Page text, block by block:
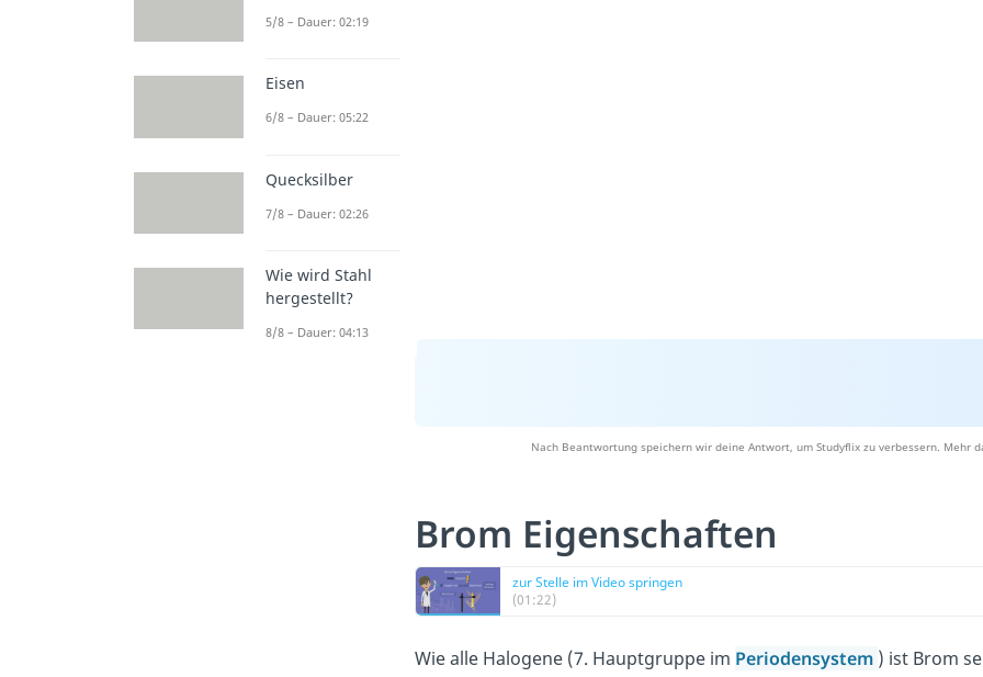
Nach Beantwortung speichern wir deine Antwort, um Studyflix zu verbessern. Mehr
Brom Eigenschaften
zur Stelle im Video springen
(01:22)
Wie alle Halogene (7. Hauptgruppe im Periodensystem ) ist Brom
5/8 – Dauer: 02:19
Eisen
6/8 – Dauer: 05:22
Quecksilber
7/8 – Dauer: 02:26
Wie wird Stahl
hergestellt?
8/8 – Dauer: 04:13